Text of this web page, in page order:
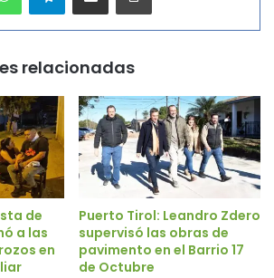
relacionadas
de
a las
en
Puerto Tirol: Leandro Zdero
supervisó las obras de
pavimento en el Barrio 17
de Octubre